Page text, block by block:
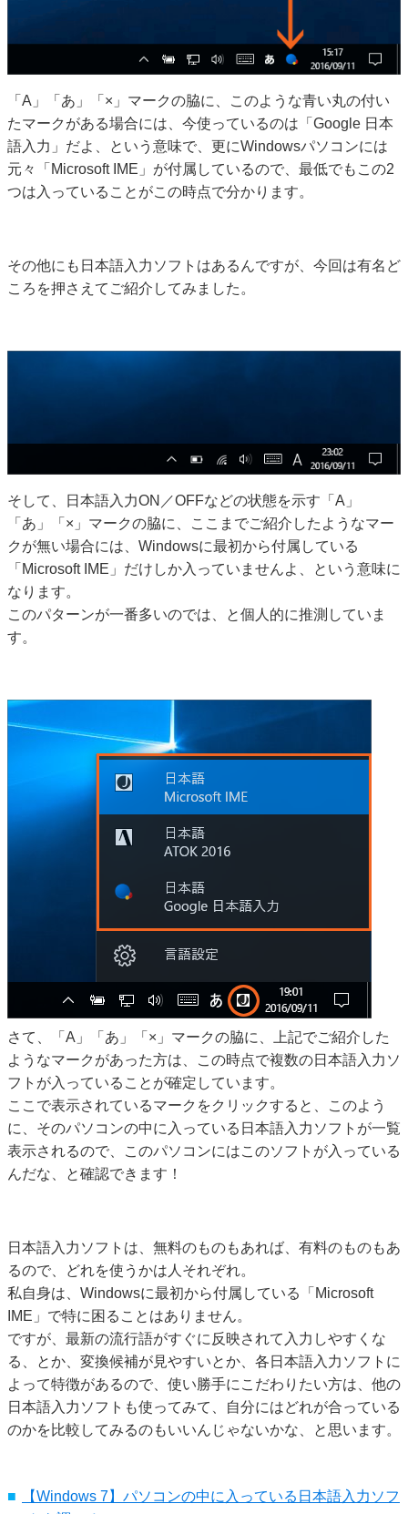
「A」「あ」「×」マークの脇に、このような青い丸の付い
たマークがある場合には、今使っているのは「Google 日本
語入力」だよ、という意味で、更にWindowsパソコンには
元々「Microsoft IME」が付属しているので、最低でもこの2
つは入っていることがこの時点で分かります。
その他にも日本語入力ソフトはあるんですが、今回は有名ど
ころを押さえてご紹介してみました。
そして、日本語入力ON／OFFなどの状態を示す「A」
「あ」「×」マークの脇に、ここまでご紹介したようなマー
クが無い場合には、Windowsに最初から付属している
「Microsoft IME」だけしか入っていませんよ、という意味に
なります。
このパターンが一番多いのでは、と個人的に推測していま
す。
さて、「A」「あ」「×」マークの脇に、上記でご紹介した
ようなマークがあった方は、この時点で複数の日本語入力ソ
フトが入っていることが確定しています。
ここで表示されているマークをクリックすると、このよう
に、そのパソコンの中に入っている日本語入力ソフトが一覧
表示されるので、このパソコンにはこのソフトが入っている
んだな、と確認できます！
日本語入力ソフトは、無料のものもあれば、有料のものもあ
るので、どれを使うかは人それぞれ。
私自身は、Windowsに最初から付属している「Microsoft
IME」で特に困ることはありません。
ですが、最新の流行語がすぐに反映されて入力しやすくな
る、とか、変換候補が見やすいとか、各日本語入力ソフトに
よって特徴があるので、使い勝手にこだわりたい方は、他の
日本語入力ソフトも使ってみて、自分にはどれが合っている
のかを比較してみるのもいいんじゃないかな、と思います。
【Windows 7】パソコンの中に入っている日本語入力ソフ